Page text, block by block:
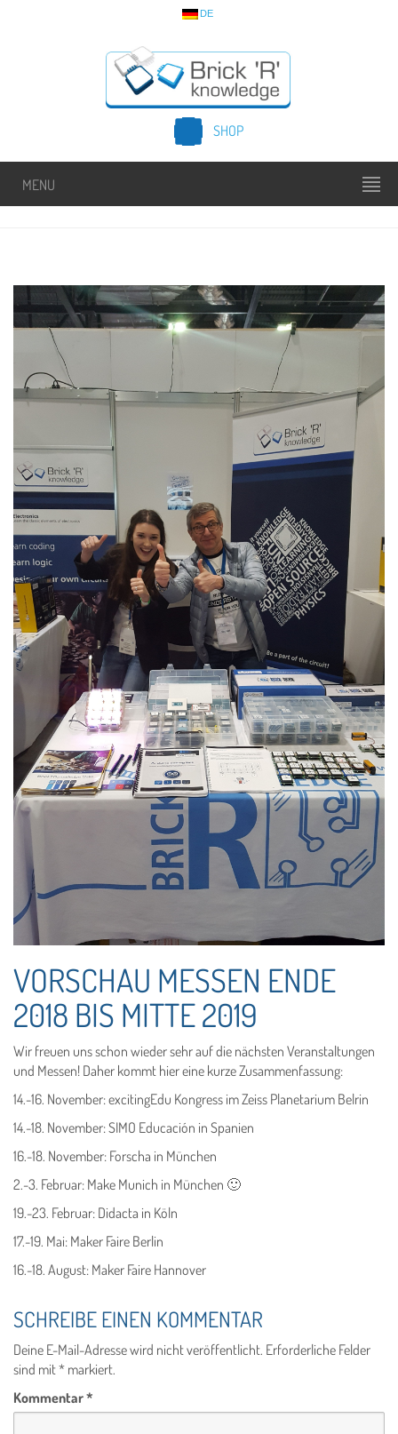
DE
SHOP
MENU
VORSCHAU MESSEN ENDE
2018 BIS MITTE 2019
Wir freuen uns schon wieder sehr auf die nächsten Veranstaltungen
und Messen! Daher kommt hier eine kurze Zusammenfassung:
14.-16. November: excitingEdu Kongress im Zeiss Planetarium Belrin
14.-18. November: SIMO Educación in Spanien
16.-18. November: Forscha in München
2.-3. Februar: Make Munich in München 🙂
19.-23. Februar: Didacta in Köln
17.-19. Mai: Maker Faire Berlin
16.-18. August: Maker Faire Hannover
SCHREIBE EINEN KOMMENTAR
Deine E-Mail-Adresse wird nicht veröffentlicht. Erforderliche Felder
sind mit* markiert.
Kommentar*